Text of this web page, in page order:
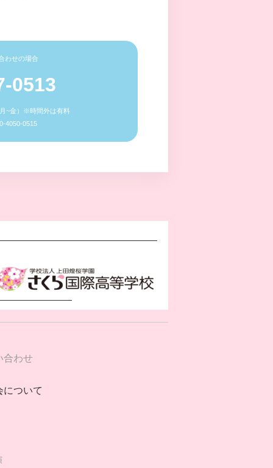
わせの場合
0513
~金）※時間外は有料
4050-0515
合わせ
について